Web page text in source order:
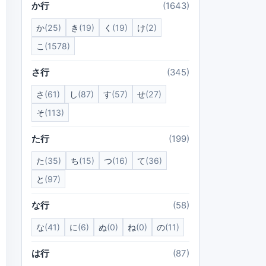
か行 (1643)
か(25) き (19) く (19) け(2)
こ (1578)
さ行 (345)
さ (61) し(87) す(57) せ(27)
そ(113)
た行 (199)
た(35) ち(15) つ(16) て(36)
と (97)
な行 (58)
な(41) に(6) ぬ(0) ね(0) の(11)
は行 (87)